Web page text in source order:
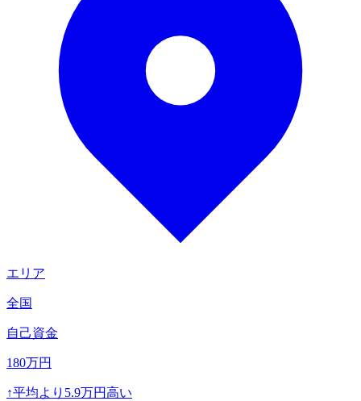
エリア
全国
自己資金
180万円
↑平均より 5.9万円高い